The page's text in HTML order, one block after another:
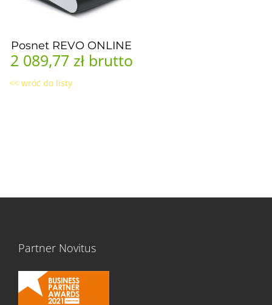
Posnet REVO ONLINE
2 089,77 zł brutto
<< wróć do listy
Partner Novitus